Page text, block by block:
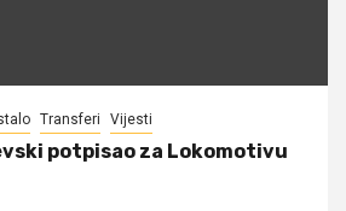
Transferi Vijesti
potpisao za Lokomotivu